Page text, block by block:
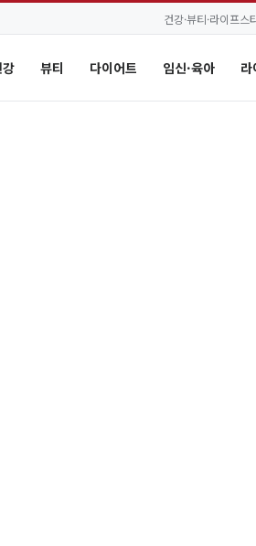
건강·뷰티·라이프
뷰티 다이어트 임신·육아 라